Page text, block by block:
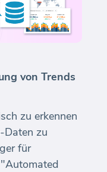
von Trends
zu erkennen
Daten zu
für